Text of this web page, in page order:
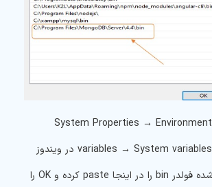
سپس وارد بخش System Properties → Environment
variables → System variables → Path → Edit در ویندوز
شوید و مسیر کپی‌شده فولدر bin را در اینجا paste کرده و OK را